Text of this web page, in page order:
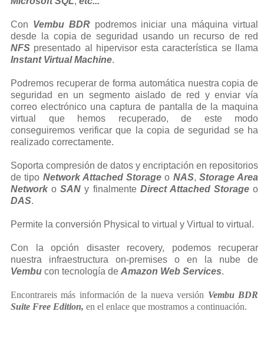
Con Vembu BDRpodremos iniciar una máquina virtual
desde la copia de seguridad usando un recurso de red
NFS presentado al hipervisor esta característica se llama
Instant Virtual Machine.
Podremos recuperar de forma automática nuestra copia de
seguridad en un segmento aislado de red y enviar vía
correo electrónico una captura de pantalla de la maquina
virtual que hemos recuperado, de este modo
conseguiremos verificar que la copia de seguridad se ha
realizado correctamente.
Soporta compresión de datos y encriptación en repositorios
de tipo Network Attached Storage o NAS, Storage Area
Network oSAN y finalmente Direct Attached Storageo
DAS.
Permite la conversión Physical to virtual y Virtual to virtual.
Con la opción disaster recovery, podemos recuperar
nuestra infraestructura on-premises o en la nube de
Vembu con tecnología de Amazon Web Services.
Encontrareis más información de la nueva versión Vembu BDR
Suite Free Edition, en el enlace que mostramos a continuación.